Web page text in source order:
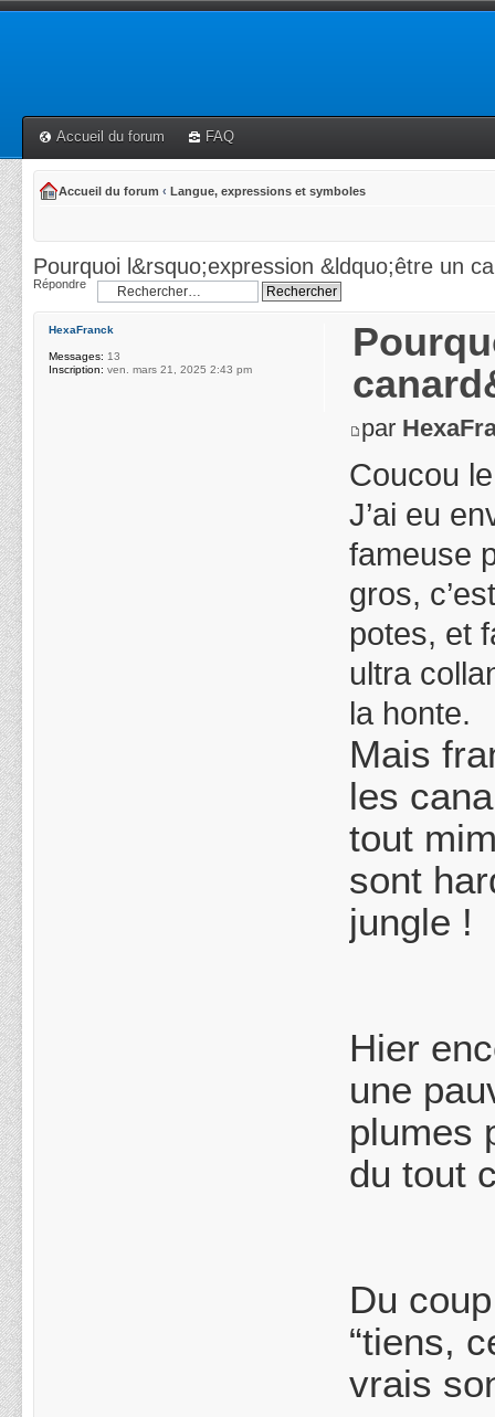
Accueil du forum FAQ
Accueil du forum ‹ Langue, expressions et symboles
Pourquoi l&rsquo;expression &ldquo;être un
Répondre
par
Coucou
J’ai eu
fameuse
gros,
potes, et
ultra
la honte.
Mais
les
tout
sont
jungle !
Hier
une
plumes
du tout
Du
“tiens,
vrais
HexaFranck
Messages: 13
Inscription: ven. mars 21, 2025 2:43 pm